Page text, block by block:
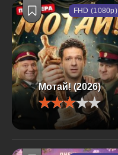
Мотай! (2026)
FHD (1080p)